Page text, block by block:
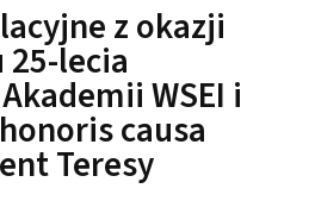
z okazji
lecia
WSEI i
causa
Teresy